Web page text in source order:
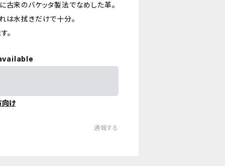
古来のバケッタ製法でなめした革。
は水拭きだけで十分。
。
向け
通報する